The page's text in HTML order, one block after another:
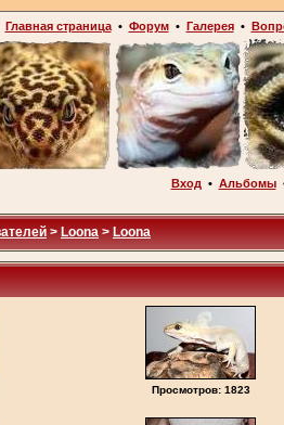
Главная страница• Форум• Галерея•
Вход • Альбомы
> Loona > Loona
Просмотров: 1823